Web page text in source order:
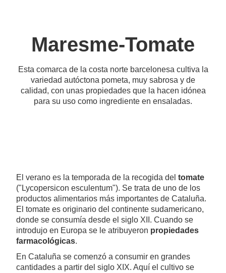
Maresme-Tomate
Esta comarca de la costa norte barcelonesa cultiva la
variedad autóctona pometa, muy sabrosa y de
calidad, con unas propiedades que la hacen idónea
para su uso como ingrediente en ensaladas.
El verano es la temporada de la recogida del tomate
("Lycopersicon esculentum"). Se trata de uno de los
productos alimentarios más importantes de Cataluña.
El tomate es originario del continente sudamericano,
donde se consumía desde el siglo XII. Cuando se
introdujo en Europa se le atribuyeron propiedades
farmacológicas.
En Cataluña se comenzó a consumir en grandes
cantidades a partir del siglo XIX. Aquí el cultivo se